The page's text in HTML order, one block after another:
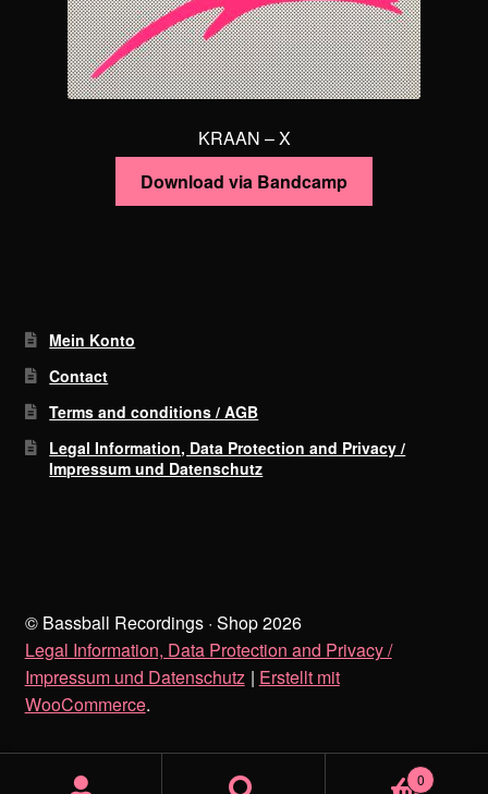
KRAAN – X
Download via Bandcamp
Mein Konto
Contact
Terms and conditions / AGB
Legal Information, Data Protection and Privacy /
Impressum und Datenschutz
© Bassball Recordings · Shop 2026
Legal Information, Data Protection and Privacy /
Impressum und Datenschutz
Erstellt mit
WooCommerce.
0